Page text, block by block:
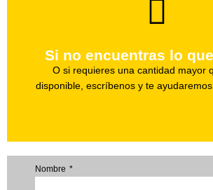
Si no encuentras lo
O si requieres una cantidad mayor
disponible, escríbenos y te
Haz tu pedido
Nombre